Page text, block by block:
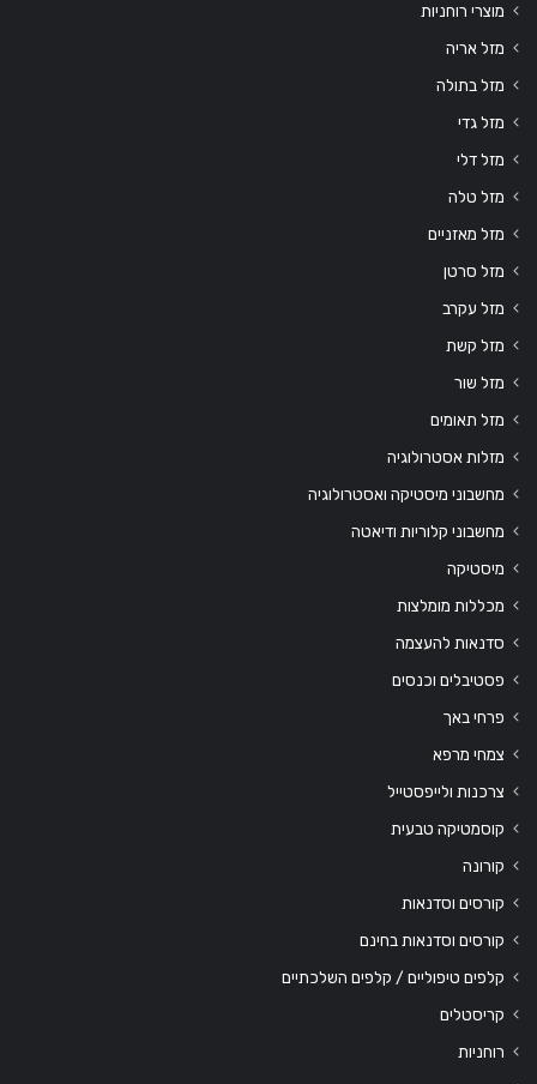
מוצרי רוחניות
מזל אריה
מזל בתולה
מזל גדי
מזל דלי
מזל טלה
מזל מאזניים
מזל סרטן
מזל עקרב
מזל קשת
מזל שור
מזל תאומים
מזלות אסטרולוגיה
מחשבוני מיסטיקה ואסטרולוגיה
מחשבוני קלוריות ודיאטה
מיסטיקה
מכללות מומלצות
סדנאות להעצמה
פסטיבלים וכנסים
פרחי באך
צמחי מרפא
צרכנות ולייפסטייל
קוסמטיקה טבעית
קורונה
קורסים וסדנאות
קורסים וסדנאות בחינם
קלפים טיפוליים / קלפים השלכתיים
קריסטלים
רוחניות